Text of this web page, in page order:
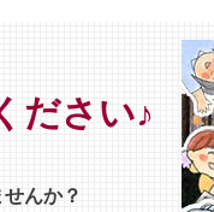
ださい♪
んか？